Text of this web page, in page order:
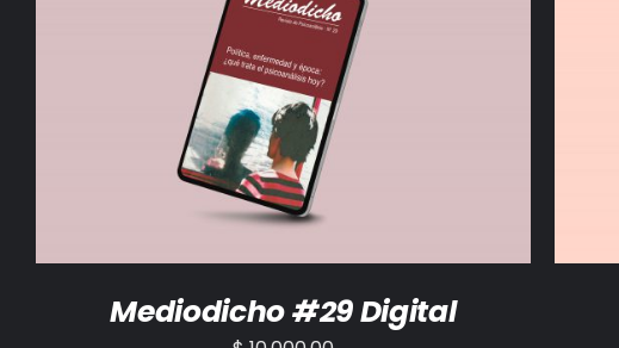
AÑADIR AL CARRITO /
Mediodicho #29 Digital